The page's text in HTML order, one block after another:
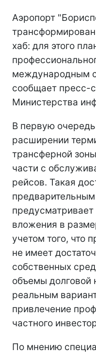
Аэропорт
хаб: для этого
международным
сообщает пресс-
Министерства
В первую
расширении
трансферной
части с
рейсов. Такая
предусматривает
вложения в
учетом того, что
не имеет
собственных
объемы долговой
реальным
привлечение
частного
По мнению